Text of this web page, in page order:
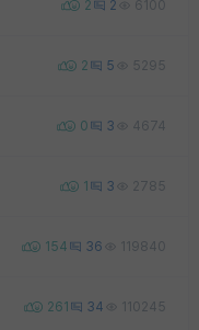
2 2 6100
2 5 5295
0 3 4674
1 3 2785
154 36 119840
261 34 110245